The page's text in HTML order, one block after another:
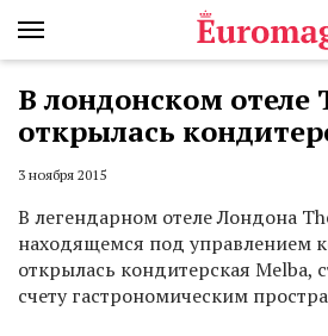
В лондонском отеле
открылась
3 ноября 2015
В легендарном отеле Лондона
находящемся под управлением
открылась кондитерская Melba,
счету гастрономическим